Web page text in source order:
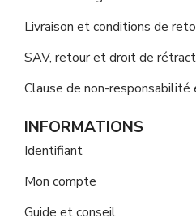
Livraison et conditions de
SAV, retour et droit de
Clause de non-
INFORMATIONS
Identifiant
Mon compte
Guide et conseil